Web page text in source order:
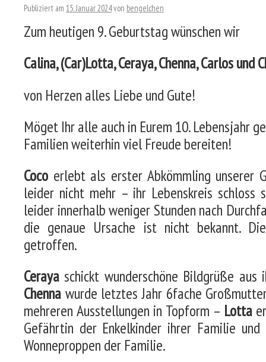
Publiziert am 15. Januar 2024von bengelchen
Zum heutigen 9. Geburtstag wünschen wir
Calina, (Car)Lotta, Ceraya, Chenna, Carlos und
von Herzen alles Liebe und Gute!
Möget Ihr alle auch in Eurem 10. Lebensjahr
Familien weiterhin viel Freude bereiten!
Coco erlebt als erster Abkömmling unserer
leider nicht mehr – ihr Lebenskreis schloss
leider innerhalb weniger Stunden nach
die genaue Ursache ist nicht bekannt.
getroffen.
Ceraya schickt wunderschöne Bildgrüße aus
Chenna wurde letztes Jahr 6fache
mehreren Ausstellungen in Topform – Lotta
Gefährtin der Enkelkinder ihrer Familie und
Wonneproppen der Familie.